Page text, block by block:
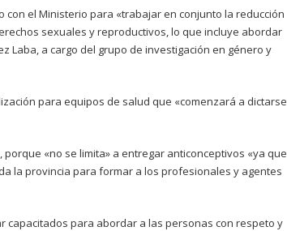
con el Ministerio para «trabajar en conjunto la reducción
sexuales y reproductivos, lo que incluye abordar
Laba, a cargo del grupo de investigación en género y
para equipos de salud que «comenzará a dictarse
«no se limita» a entregar anticonceptivos «ya que
la provincia para formar a los profesionales y agentes
capacitados para abordar a las personas con respeto y